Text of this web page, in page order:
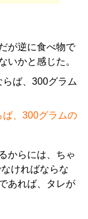
が逆に食べ物で
いかと感じた。
、300グラムの
からには、ちゃ
ければならな
あれば、タレが